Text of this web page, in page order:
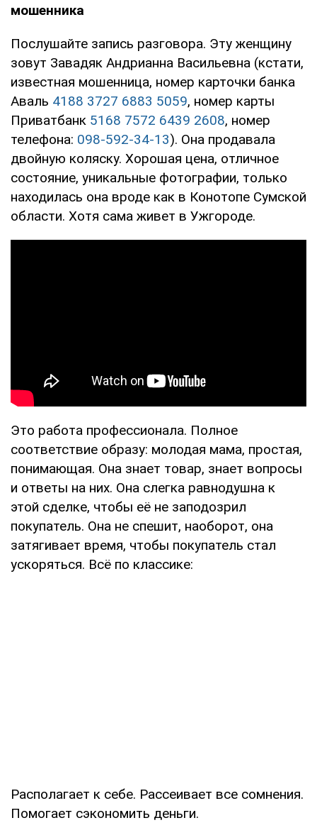
мошенника
Послушайте запись разговора. Эту женщину
зовут Завадяк Андрианна Васильевна (кстати,
известная мошенница, номер карточки банка
Аваль 4188 3727 6883 5059, номер карты
Приватбанк 5168 7572 6439 2608, номер
телефона: 098-592-34-13). Она продавала
двойную коляску. Хорошая цена, отличное
состояние, уникальные фотографии, только
находилась она вроде как в Конотопе Сумской
области. Хотя сама живет в Ужгороде.
Это работа профессионала. Полное
соответствие образу: молодая мама, простая,
понимающая. Она знает товар, знает вопросы
и ответы на них. Она слегка равнодушна к
этой сделке, чтобы её не заподозрил
покупатель. Она не спешит, наоборот, она
затягивает время, чтобы покупатель стал
ускоряться. Всё по классике:
Располагает к себе. Рассеивает все сомнения.
Помогает сэкономить деньги.